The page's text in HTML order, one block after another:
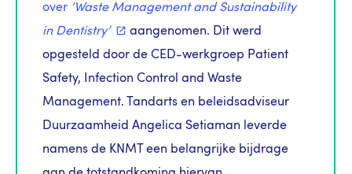
over ‘Waste Management and Sustainability
in Dentistry’
aangenomen. Dit werd
opgesteld door de CED-werkgroep Patient
Safety, Infection Control and Waste
Management. Tandarts en beleidsadviseur
Duurzaamheid Angelica Setiaman leverde
namens de KNMT een belangrijke bijdrage